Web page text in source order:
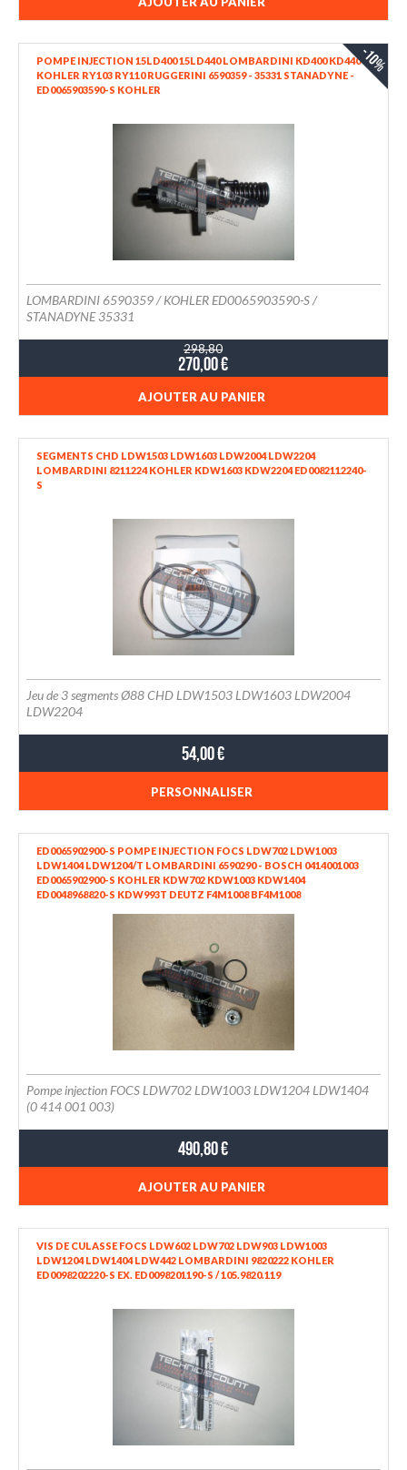
POMPE INJECTION 15LD400 15LD440 LOMBARDINI KD400 KD440
KOHLER RY103 RY110 RUGGERINI 6590359 - 35331 STANADYNE -
ED0065903590-S KOHLER
-10%
LOMBARDINI 6590359 / KOHLER ED0065903590-S /
STANADYNE 35331
298,80
270,00 €
AJOUTER AU PANIER
SEGMENTS CHD LDW1503 LDW1603 LDW2004 LDW2204
LOMBARDINI 8211224 KOHLER KDW1603 KDW2204 ED0082112240-
S
Jeu de 3 segments Ø88 CHD LDW1503 LDW1603 LDW2004
LDW2204
54,00 €
PERSONNALISER
ED0065902900-S POMPE INJECTION FOCS LDW702 LDW1003
LDW1404 LDW1204/T LOMBARDINI 6590290 - BOSCH 0414001003
ED0065902900-S KOHLER KDW702 KDW1003 KDW1404
ED0048968820-S KDW993T DEUTZ F4M1008 BF4M1008
Pompe injection FOCS LDW702 LDW1003 LDW1204 LDW1404
(0 414 001 003)
490,80 €
AJOUTER AU PANIER
VIS DE CULASSE FOCS LDW602 LDW702 LDW903 LDW1003
LDW1204 LDW1404 LDW442 LOMBARDINI 9820222 KOHLER
ED0098202220-S EX. ED0098201190-S / 105.9820.119